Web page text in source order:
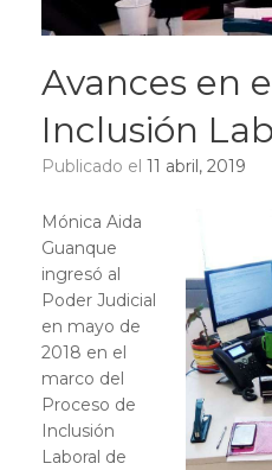
Avances en
Inclusión
Publicado el 11 abril, 2019
Mónica Aida
Guanque
ingresó al
Poder Judicial
en mayo de
2018 en el
marco del
Proceso de
Inclusión
Laboral de